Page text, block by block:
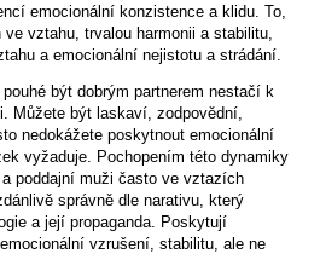
emocionální konzistence a klidu. To,
vztahu, trvalou harmonii a stabilitu,
a emocionální nejistotu a strádání.
být dobrým partnerem nestačí k
Můžete být laskaví, zodpovědní,
nedokážete poskytnout emocionální
vyžaduje. Pochopením této dynamiky
poddajní muži často ve vztazích
správně dle narativu, který
a její propaganda. Poskytují
vzrušení, stabilitu, ale ne